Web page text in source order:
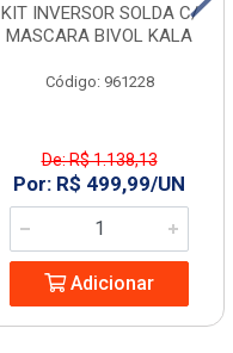
KIT INVERSOR SOLDA C/
MASCARA BIVOL KALA
Código: 961228
De: R$ 1.138,13
Por: R$ 499,99/UN
Adicionar